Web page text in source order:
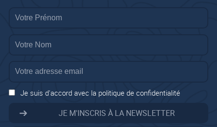
Je suis d'accord avec la politique de confidentialité